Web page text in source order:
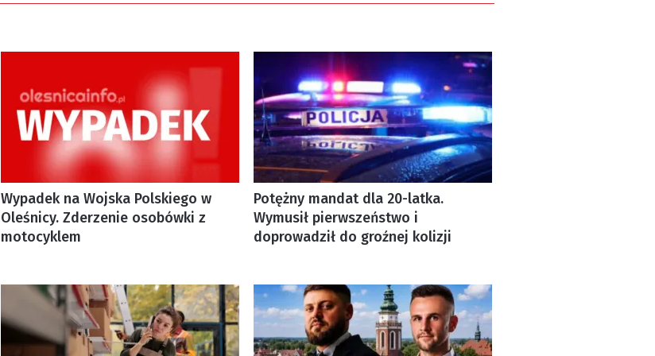
Wypadek na Wojska Polskiego w
Oleśnicy. Zderzenie osobówki z
motocyklem
Potężny mandat dla 20-latka.
Wymusił pierwszeństwo i
doprowadził do groźnej kolizji